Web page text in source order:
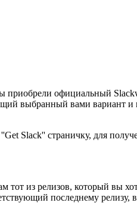
приобрели официальный
выбранный вами вариант и
Slack'' страничку, для
тот из релизов, который вы
последнему релизу,